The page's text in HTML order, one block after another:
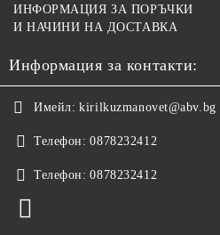
ИНФОРМАЦИЯ ЗА ПОРЪЧКИ
И НАЧИНИ НА ДОСТАВКА
Информация за контакти:
Имейл: kirilkuzmanovet@abv.bg
Телефон: 0878232412
Телефон: 0878232412